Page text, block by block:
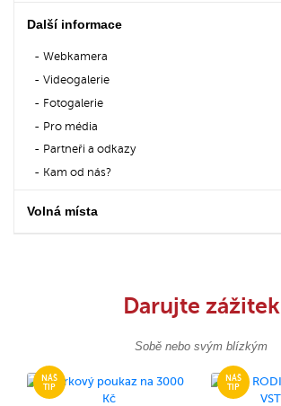
Další informace
Webkamera
Videogalerie
Fotogalerie
Pro média
Partneři a odkazy
Kam od nás?
Volná místa
Darujte zážitek
Sobě nebo svým blízkým